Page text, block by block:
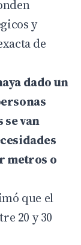
y
de
dado un
se van
metros o
que el
20 y 30